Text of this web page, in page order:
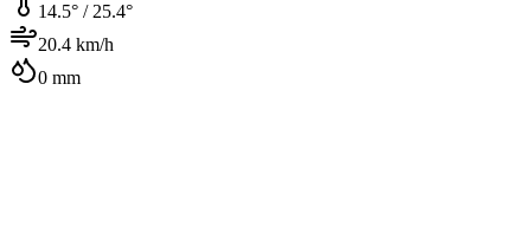
14.5° / 25.4°
20.4 km/h
0 mm